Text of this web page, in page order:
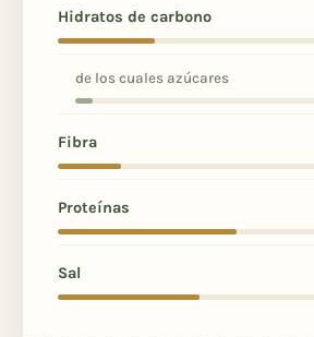
Hidratos de carbono
de los cuales azúcares
Fibra
Proteínas
Sal